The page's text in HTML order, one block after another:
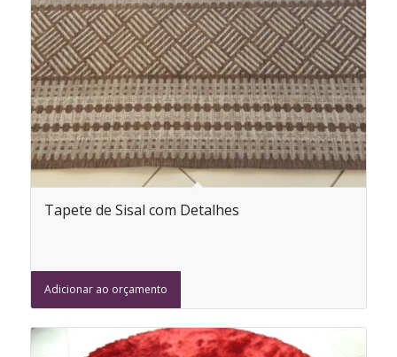
Tapete de Sisal com Detalhes
Adicionar ao orçamento